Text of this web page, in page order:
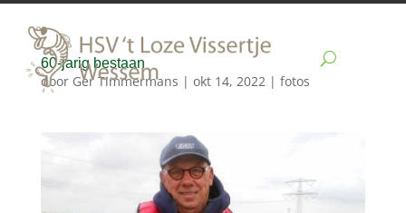
60-jarig bestaan
door Ger Timmermans | okt 14, 2022| fotos